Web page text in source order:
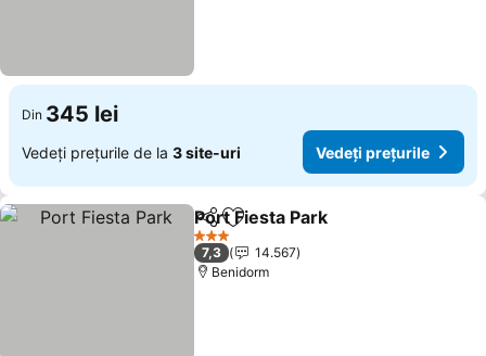
Din 345 lei
Vedeți prețurile de la 3 site-uri Vedeți prețurile
DistribuițiAdăugaţi la favorite
Port Fiesta Park
3 Stele
7,3
14.567
Benidorm